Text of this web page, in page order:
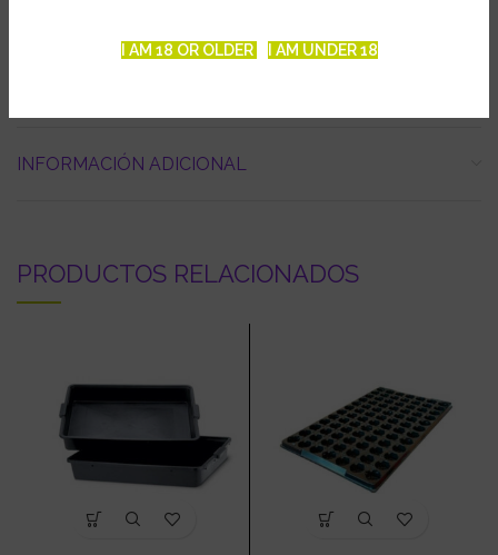
I AM 18 OR OLDER I AM UNDER 18
INFORMACIÓN ADICIONAL
PRODUCTOS RELACIONADOS